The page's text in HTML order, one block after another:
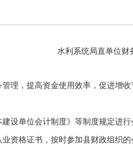
水利系统局直单位财
理，提高资金使用效率，促进增
设单位会计制度》等制度规定进行
资格证书，按时参加县财政组织